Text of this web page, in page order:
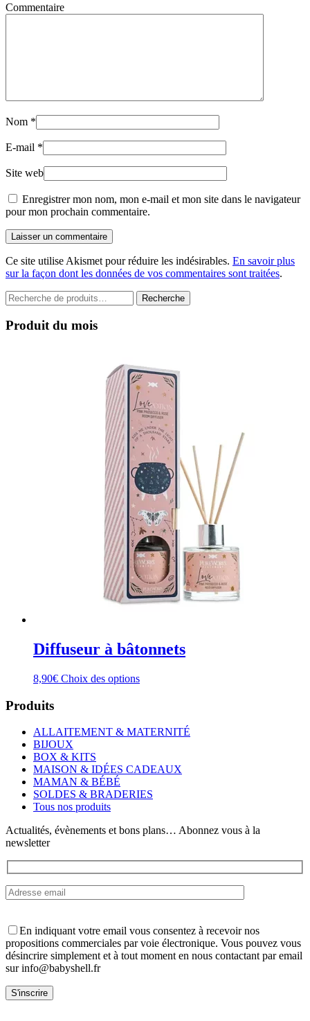
Commentaire
Nom *
E-mail *
Site web
Enregistrer mon nom, mon e-mail et mon site dans le navigateur
pour mon prochain commentaire.
Laisser un commentaire
Ce site utilise Akismet pour réduire les indésirables. En savoir plus
sur la façon dont les données de vos commentaires sont traitées.
Recherche
pour :
Recherche
Produit du mois
Diffuseur à bâtonnets
8,90€ Choix des optionsCe
variations.
Les
peuvent
être
choisies
sur
page
du
Produits
ALLAITEMENT & MATERNITÉ
BIJOUX
BOX & KITS
MAISON & IDÉES CADEAUX
MAMAN & BÉBÉ
SOLDES & BRADERIES
Tous nos produits
Actualités, évènements et bons plans… Abonnez vous à la
newsletter
En indiquant votre email vous consentez à recevoir nos
propositions commerciales par voie électronique. Vous pouvez vous
désincrire simplement et à tout moment en nous contactant par email
sur info@babyshell.fr